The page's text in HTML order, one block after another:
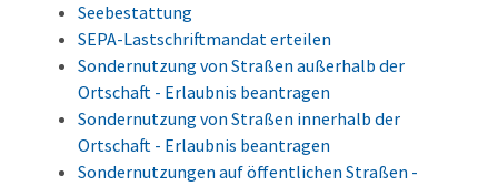
Seebestattung
SEPA-Lastschriftmandat erteilen
Sondernutzung von Straßen außerhalb der
Ortschaft - Erlaubnis beantragen
Sondernutzung von Straßen innerhalb der
Ortschaft - Erlaubnis beantragen
Sondernutzungen auf öffentlichen Straßen -